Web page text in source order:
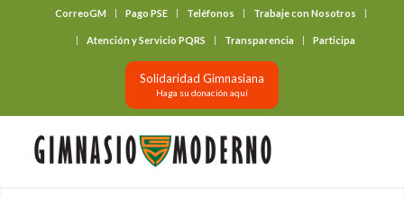
CorreoGM Pago PSE Teléfonos Trabaje con Nosotros
Atención y Servicio PQRS Transparencia Participa
Solidaridad Gimnasiana
Haga su donación aquí